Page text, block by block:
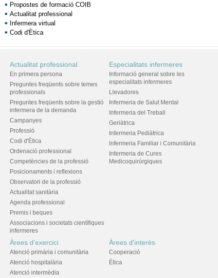
Propostes de formació COIB
Actualitat professional
Infermera virtual
Codi d'Ètica
Actualitat professional
En primera persona
Preguntes freqüents sobre temes
professionals
Preguntes freqüents sobre la gestió
infermera de la demanda
Campanyes
Professió
Codi d'Ètica
Ordenació professional
Competències de la professió
Posicionaments i reflexions
Observatori de la professió
Actualitat sanitària
Agenda professional
Premis i beques
Associacions i societats científiques
infermeres
Especialitats infermeres
Informació general sobre les
especialitats infermeres
Llevadores
Infermeria de Salut Mental
Infermeria del Treball
Geriàtrica
Infermeria Pediàtrica
Infermeria Familiar i Comunitària
Infermeria de Cures
Medicoquirúrgiques
Àrees d'exercici
Atenció primària i comunitària
Atenció hospitalària
Atenció intermèdia
Àrees d'interès
Cooperació
Ètica